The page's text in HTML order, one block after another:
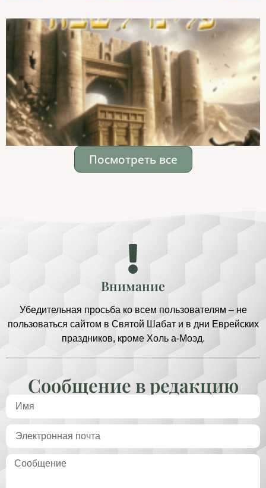
Посмотреть все
Внимание
Убедительная просьба ко всем пользователям – не
пользоваться сайтом в Святой Шабат и в дни Еврейских
праздников, кроме Холь а-Моэд.
Сообщение в редакцию